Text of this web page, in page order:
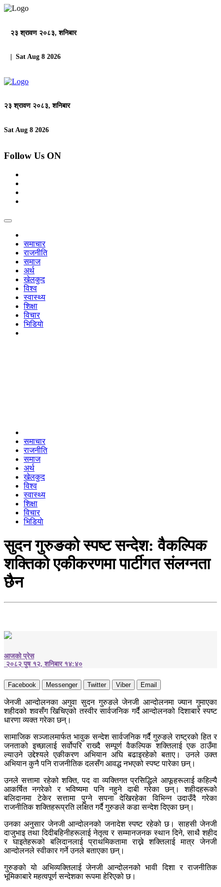
२३ श्रावण २०८३, शनिबार
| Sat Aug 8 2026
२३ श्रावण २०८३, शनिबार
Sat Aug 8 2026
Follow Us ON
समाचार
राजनीति
समाज
अर्थ
खेलकुद
विश्व
स्वास्थ्य
शिक्षा
विचार
भिडियाे
समाचार
राजनीति
समाज
अर्थ
खेलकुद
विश्व
स्वास्थ्य
शिक्षा
विचार
भिडियाे
सुदन गुरुङको स्पष्ट सन्देश: वैकल्पिक
शक्तिको एकीकरणमा पार्टीगत संलग्नता
छैन
आजको प्रेस
२०८२ पुष १२, शनिबार १४:४०
Facebook Messenger Twitter Viber Email
जेनजी आन्दोलनका अगुवा सुदन गुरुङले जेनजी आन्दोलनमा ज्यान गुमाएका
शहीदको शवसँग खिचिएको तस्वीर सार्वजनिक गर्दै आन्दोलनको दिशाबारे स्पष्ट
धारणा व्यक्त गरेका छन्।
सामाजिक सञ्जालमार्फत भावुक सन्देश सार्वजनिक गर्दै गुरुङले राष्ट्रको हित र
जनताको इच्छालाई सर्वोपरि राख्दै सम्पूर्ण वैकल्पिक शक्तिलाई एक ठाउँमा
ल्याउने उद्देश्यले एकीकरण अभियान अघि बढाइरहेको बताए। उनले उक्त
अभियान कुनै पनि राजनीतिक दलसँग आवद्ध नभएको स्पष्ट पारेका छन्।
उनले सत्तामा रहेको शक्ति, पद वा व्यक्तिगत प्रसिद्धिले आफूहरूलाई कहिल्यै
आकर्षित नगरेको र भविष्यमा पनि नहुने दाबी गरेका छन्। शहीदहरूको
बलिदानमा टेकेर सत्तामा पुग्ने सपना देखिरहेका विभिन्न उदाउँदै गरेका
राजनीतिक शक्तिहरूप्रति लक्षित गर्दै गुरुङले कडा सन्देश दिएका छन्।
उनका अनुसार जेनजी आन्दोलनको जनादेश स्पष्ट रहेको छ। साहसी जेनजी
दाजुभाइ तथा दिदीबहिनीहरूलाई नेतृत्व र सम्मानजनक स्थान दिने, साथै शहीद
र घाइतेहरूको बलिदानलाई प्राथमिकतामा राख्ने शक्तिलाई मात्र जेनजी
आन्दोलनले स्वीकार गर्ने उनले बताएका छन्।
गुरुङको यो अभिव्यक्तिलाई जेनजी आन्दोलनको भावी दिशा र राजनीतिक
भूमिकाबारे महत्वपूर्ण सन्देशका रूपमा हेरिएको छ।